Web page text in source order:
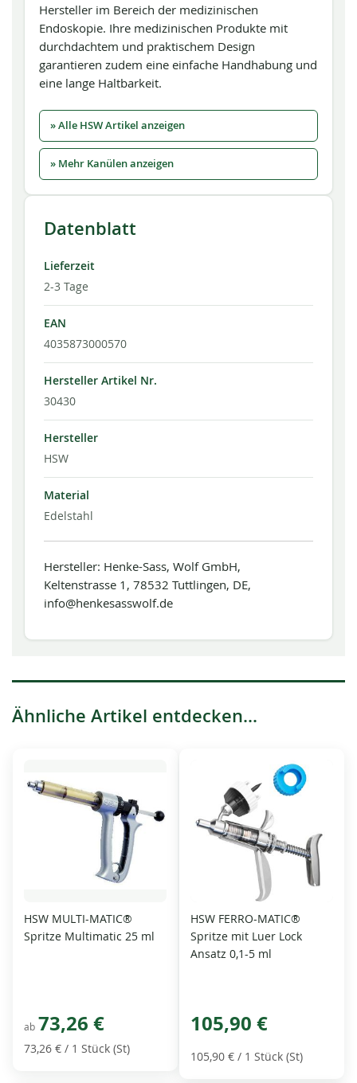
Hersteller im Bereich der medizinischen
Endoskopie. Ihre medizinischen Produkte mit
durchdachtem und praktischem Design
garantieren zudem eine einfache Handhabung und
eine lange Haltbarkeit.
» Alle HSW Artikel anzeigen
» Mehr Kanülen anzeigen
Datenblatt
Lieferzeit
2-3 Tage
EAN
4035873000570
Hersteller Artikel Nr.
30430
Hersteller
HSW
Material
Edelstahl
Hersteller: Henke-Sass, Wolf GmbH,
Keltenstrasse 1, 78532 Tuttlingen, DE,
info@henkesasswolf.de
Ähnliche Artikel entdecken...
HSW MULTI-MATIC®
Spritze Multimatic 25 ml
ab 73,26 €
73,26 € / 1 Stück (St)
HSW FERRO-MATIC®
Spritze mit Luer Lock
Ansatz 0,1-5 ml
105,90 €
105,90 € / 1 Stück (St)